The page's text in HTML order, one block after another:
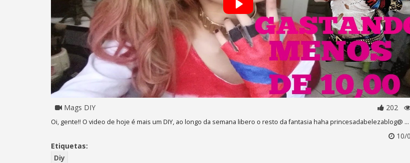
Mags DIY 202
Oi, gente!! O video de hoje é mais um DIY, ao longo da semana libero o resto da fantasia haha princesadabelezablog@ ...
10/
Etiquetas:
Diy